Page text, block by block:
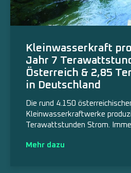
Kleinwasserkraft
Jahr 7
Österreich & 2,85
in Deutschland
Die rund 4.150
Kleinwasserkraftwerke
Terawattstunden Strom.
Mehr dazu